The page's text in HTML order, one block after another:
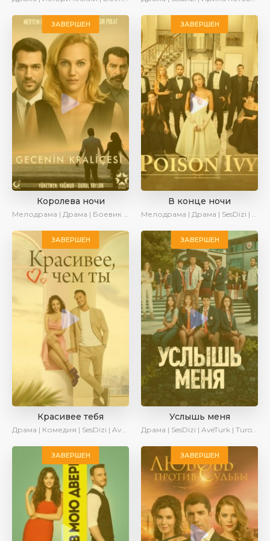
ЗАВЕРШЕН
Королева ночи
Мелодрама | Драма | Боевик | Turok1990
ЗАВЕРШЕН
В конце ночи
Мелодрама | Драма | SesDizi | Ирина Котова | AveTurk | Turok1990
ЗАВЕРШЕН
Красивее тебя
Драма | Комедия | SesDizi | AveTurk | Turok1990
ЗАВЕРШЕН
Услышь меня
Драма | SesDizi | AveTurk | Turok1990
ЗАВЕРШЕН ЗАВЕРШЕН